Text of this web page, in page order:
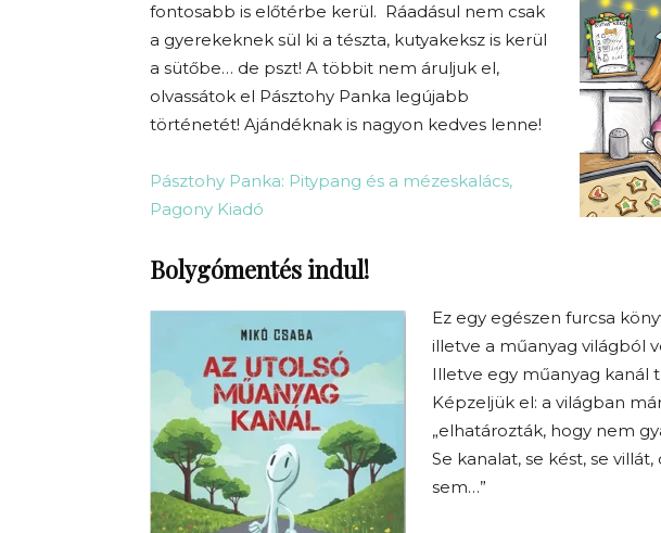
fontosabb is előtérbe kerül. Ráadásul nem csak
a gyerekeknek sül ki a tészta, kutyakeksz is kerül
a sütőbe… de pszt! A többit nem áruljuk el,
olvassátok el Pásztohy Panka legújabb
történetét! Ajándéknak is nagyon kedves lenne!
Pásztohy Panka: Pitypang és a mézeskalács,
Pagony Kiadó
Bolygómentés indul!
Ez egy egészen furcsa
illetve a műanyag világból
Illetve egy műanyag kanál
Képzeljük el: a világban
„elhatározták, hogy nem
Se kanalat, se kést, se
sem…”